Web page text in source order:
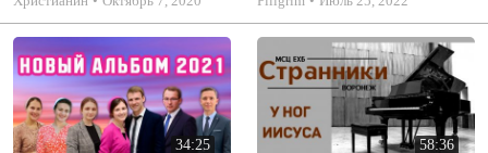
34:25 58:36